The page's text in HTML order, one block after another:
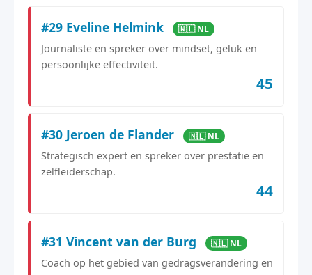
#29 Eveline Helmink 🇳🇱 NL
Journaliste en spreker over mindset, geluk en
persoonlijke effectiviteit.
45
#30 Jeroen de Flander 🇳🇱 NL
Strategisch expert en spreker over prestatie en
zelfleiderschap.
44
#31 Vincent van der Burg 🇳🇱 NL
Coach op het gebied van gedragsverandering en